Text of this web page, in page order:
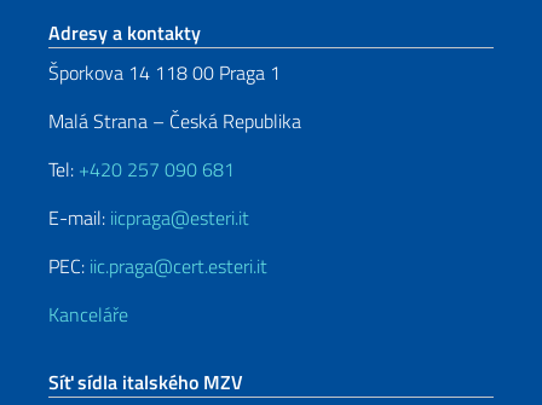
Sekce zápatí
Adresy a kontakty
Šporkova 14 118 00 Praga 1
Malá Strana – Česká Republika
Tel: +420 257 090 681
E-mail: iicpraga@esteri.it
PEC: iic.praga@cert.esteri.it
Kanceláře
Síť sídla italského MZV